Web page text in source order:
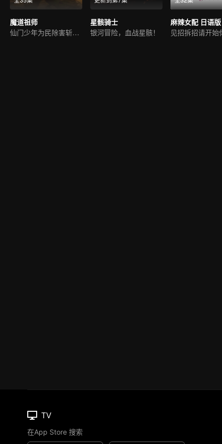
魔道祖师
仙门少年为民除害斩邪祟
星骸骑士
银河冒险，血战星骸！
麻辣女配 日语版
TV
在App Store 搜索